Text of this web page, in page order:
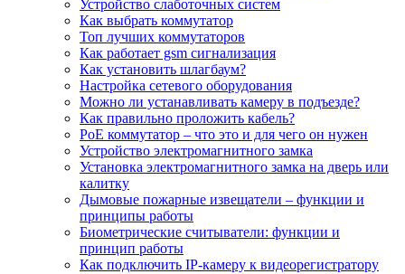
Устройство слаботочных систем
Как выбрать коммутатор
Топ лучших коммутаторов
Как работает gsm сигнализация
Как установить шлагбаум?
Настройка сетевого оборудования
Можно ли устанавливать камеру в подъезде?
Как правильно проложить кабель?
PoE коммутатор – что это и для чего он нужен
Устройство электромагнитного замка
Установка электромагнитного замка на дверь или
калитку
Дымовые пожарные извещатели – функции и
принципы работы
Биометрические считыватели: функции и
принцип работы
Как подключить IP-камеру к видеорегистратору